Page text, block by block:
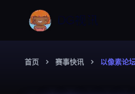
首页 赛事快讯 以像素论